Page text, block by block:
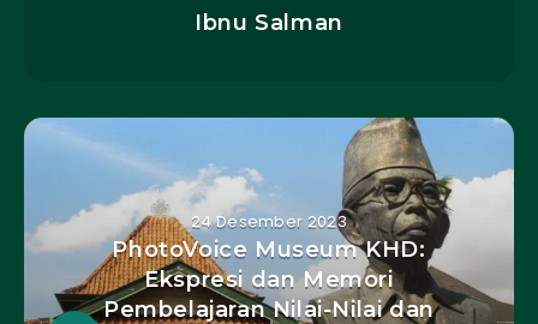
Ibnu Salman
24 Desember 2023
PhotoVoice Museum KHD:
Ekspresi dan Memori
Pembelajaran Nilai-Nilai dan